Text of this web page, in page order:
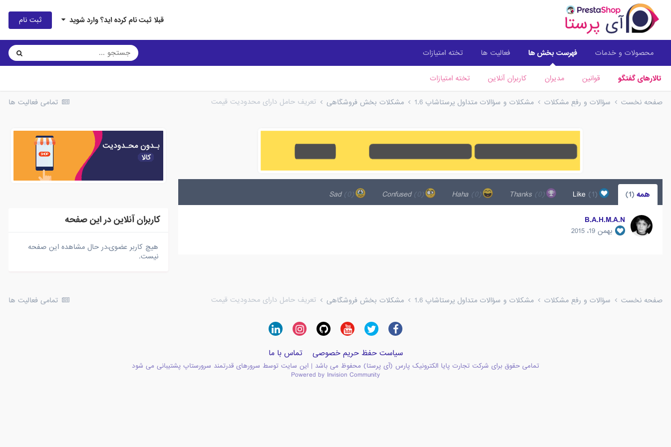
قبلا ثبت نام کرده اید؟ وارد شوید ثبت نام
محصولات و خدمات فهرست بخش ها
تالارهای گفتگو قوانین مدیران کاربران آنلاین تخته امتیازات
فعالیت ها تخته امتیازات
تمامی فعالیت ها صفحه نخست سؤالات و رفع مشکلات مشکلات و سؤالات متداول پرستاشاپ 1.6 مشکلات بخش فروشگاهی تعریف حامل دارای محدودیت قیمت
همه (1)
Like
(1)
Thanks
(0)
Haha
(0)
Confused
(0)
Sad
(0)
B.A.H.M.A.N
بهمن 19، 2015
کاربران آنلاین در این صفحه
هیچ کاربر عضوی،در حال مشاهده این صفحه
نیست.
تمامی فعالیت ها صفحه نخست سؤالات و رفع مشکلات مشکلات و سؤالات متداول پرستاشاپ 1.6 مشکلات بخش فروشگاهی تعریف حامل دارای محدودیت قیمت
سیاست حفظ حریم خصوصی تماس با ما
تمامی حقوق برای شرکت تجارت پایا الکترونیک پارس (آی پرستا) محفوظ می باشد | این سایت توسط سرورهای قدرتمند سرورستاپ پشتیبانی می شود
Powered by Invision Community